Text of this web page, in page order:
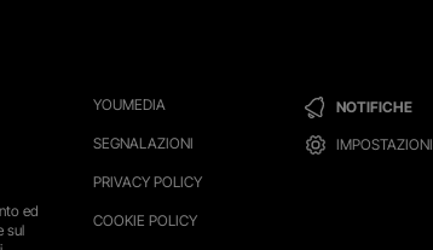
YOUMEDIA
SEGNALAZIONI
PRIVACY POLICY
COOKIE POLICY
NOTIFICHE
IMPOSTAZIONI
ed
sul